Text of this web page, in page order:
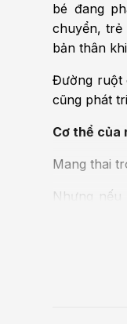
bé đang
chuyển, trẻ
bản thân
Đường ruột
cũng phát
Cơ thể của
Mang thai
Nhưng
Tiết dịch